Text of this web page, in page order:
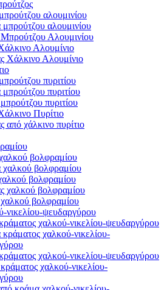
αλουμινίου
αλουμινίου
Αλουμινίου
Αλουμίνιο
Χάλκινο Αλουμίνιο
πυριτίου
πυριτίου
πυριτίου
Πυρίτιο
από χάλκινο πυρίτιο
βολφραμίου
βολφραμίου
βολφραμίου
χαλκού βολφραμίου
βολφραμίου
ψευδαργύρου
χαλκού-νικελίου-ψευδαργύρου
χαλκού-νικελίου-
χαλκού-νικελίου-ψευδαργύρου
χαλκού-νικελίου-